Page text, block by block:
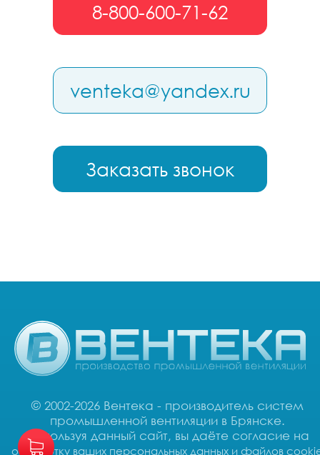
8-800-600-71-62
venteka@yandex.ru
Заказать звонок
© 2002-2026 Вентека - производитель систем
промышленной вентиляции в Брянске.
Используя данный сайт, вы даёте согласие на
обработку ваших персональных данных и файлов